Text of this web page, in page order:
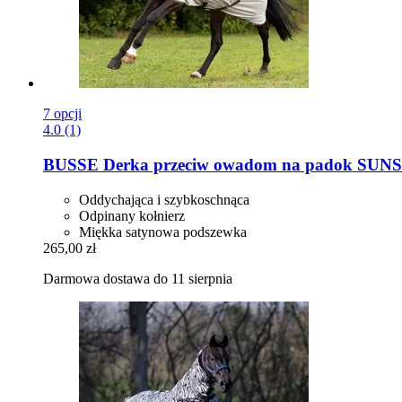
7 opcji
4.0 (1)
BUSSE Derka przeciw owadom na padok
Oddychająca i szybkoschnąca
Odpinany kołnierz
Miękka satynowa podszewka
265,00 zł
Darmowa dostawa do 11 sierpnia